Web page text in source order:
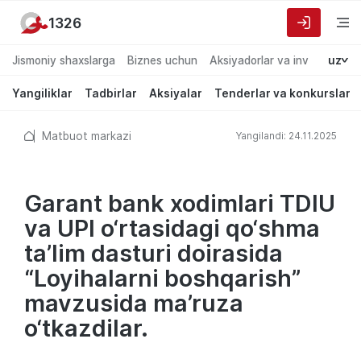
Jismoniy shaxslarga Biznes uchun Aksiyadorlar va investorlarga
uz
Yangiliklar Tadbirlar Aksiyalar Tenderlar va konkurslar
1326
Matbuot markazi Yangilandi: 24.11.2025
Garant bank xodimlari TDIU
va UPI o‘rtasidagi qo‘shma
ta’lim dasturi doirasida
“Loyihalarni boshqarish”
mavzusida ma’ruza
o‘tkazdilar.